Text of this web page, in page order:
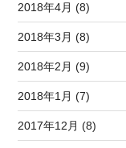
2018年4月 (8)
2018年3月 (8)
2018年2月 (9)
2018年1月 (7)
2017年12月 (8)